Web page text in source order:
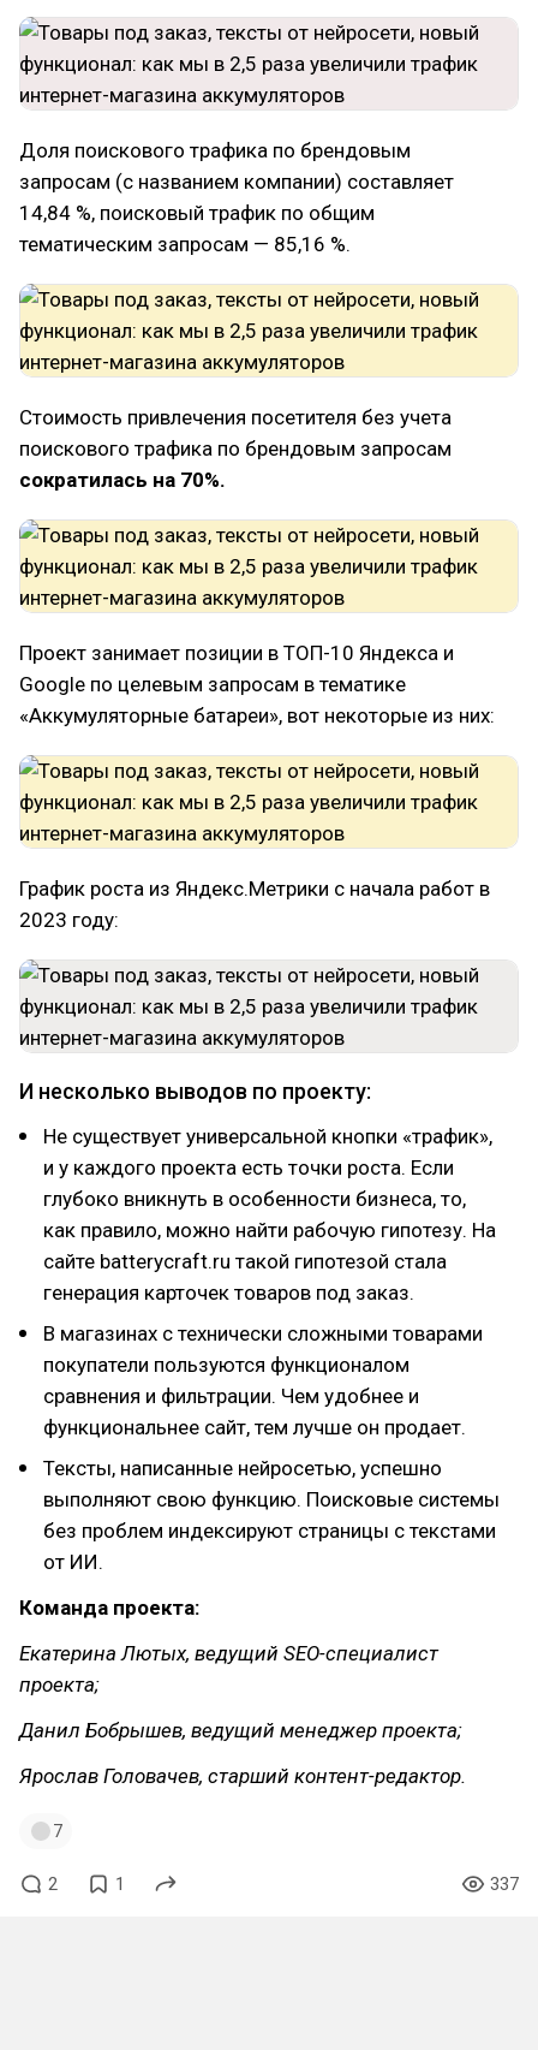
Доля поискового трафика по брендовым
запросам (с названием компании) составляет
14,84 %, поисковый трафик по общим
тематическим запросам — 85,16 %.
Стоимость привлечения посетителя без учета
поискового трафика по брендовым запросам
сократилась на 70%.
Проект занимает позиции в ТОП-10 Яндекса и
Google по целевым запросам в тематике
«Аккумуляторные батареи», вот некоторые из них:
График роста из Яндекс.Метрики с начала работ в
2023 году:
И несколько выводов по проекту:
Не существует универсальной кнопки «трафик»,
и у каждого проекта есть точки роста. Если
глубоко вникнуть в особенности бизнеса, то,
как правило, можно найти рабочую гипотезу. На
сайте batterycraft.ru такой гипотезой стала
генерация карточек товаров под заказ.
В магазинах с технически сложными товарами
покупатели пользуются функционалом
сравнения и фильтрации. Чем удобнее и
функциональнее сайт, тем лучше он продает.
Тексты, написанные нейросетью, успешно
выполняют свою функцию. Поисковые системы
без проблем индексируют страницы с текстами
от ИИ.
Команда проекта:
Екатерина Лютых, ведущий SEO-специалист
проекта;
Данил Бобрышев, ведущий менеджер проекта;
Ярослав Головачев, старший контент-редактор.
7
2 1 337